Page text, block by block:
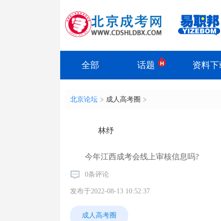
全部 话题 资料下
北京论坛 成人高考圈
林纾
今年江西成考会线上审核信息吗?
0条评论
发布于2022-08-13 10:52:37
成人高考圈